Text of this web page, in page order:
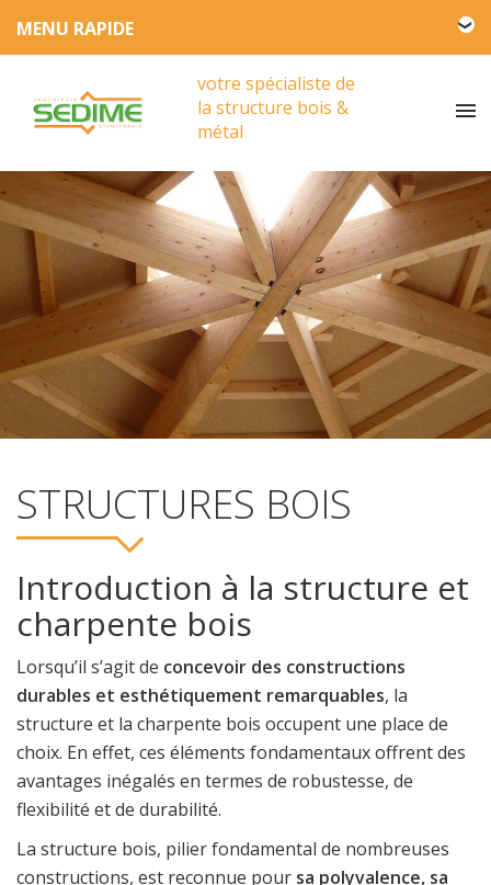
Engagement HSE
Actualités
Presse
Vidéos
votre spécialiste de
la structure bois &
métal
STRUCTURES BOIS
Introduction à la structure et
charpente bois
Lorsqu’il s’agit de concevoir des constructions
durables et esthétiquement remarquables, la
structure et la charpente bois occupent une place de
choix. En effet, ces éléments fondamentaux offrent des
avantages inégalés en termes de robustesse, de
flexibilité et de durabilité.
La structure bois, pilier fondamental de nombreuses
constructions, est reconnue pour sa polyvalence, sa